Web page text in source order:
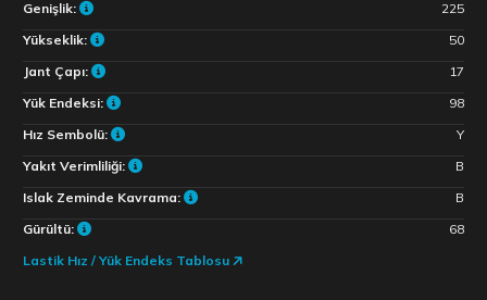
Genişlik:
225
Yükseklik:
50
Jant Çapı:
17
Yük Endeksi:
98
Hız Sembolü:
Y
Yakıt Verimliliği:
B
Islak Zeminde Kavrama:
B
Gürültü:
68
Lastik Hız / Yük Endeks Tablosu